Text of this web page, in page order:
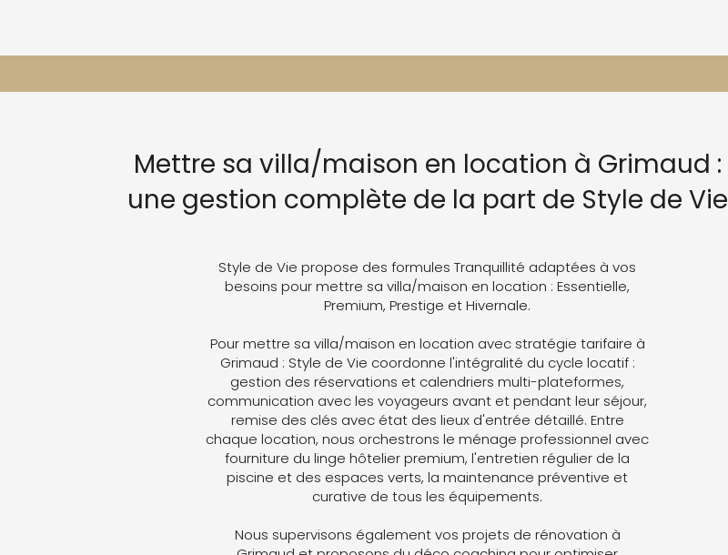
Mettre sa villa/maison en location à Grimaud :
une gestion complète de la part de Style de Vie
Style de Vie propose des formules Tranquillité adaptées à vos
besoins pour mettre sa villa/maison en location : Essentielle,
Premium, Prestige et Hivernale.
Pour mettre sa villa/maison en location avec stratégie tarifaire à
Grimaud : Style de Vie coordonne l'intégralité du cycle locatif :
gestion des réservations et calendriers multi-plateformes,
communication avec les voyageurs avant et pendant leur séjour,
remise des clés avec état des lieux d'entrée détaillé. Entre
chaque location, nous orchestrons le ménage professionnel avec
fourniture du linge hôtelier premium, l'entretien régulier de la
piscine et des espaces verts, la maintenance préventive et
curative de tous les équipements.
Nous supervisons également vos projets de rénovation à